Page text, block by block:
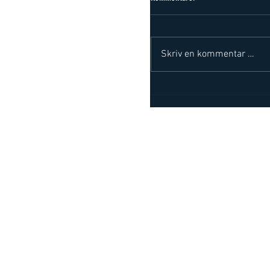
Skriv en kommentar …